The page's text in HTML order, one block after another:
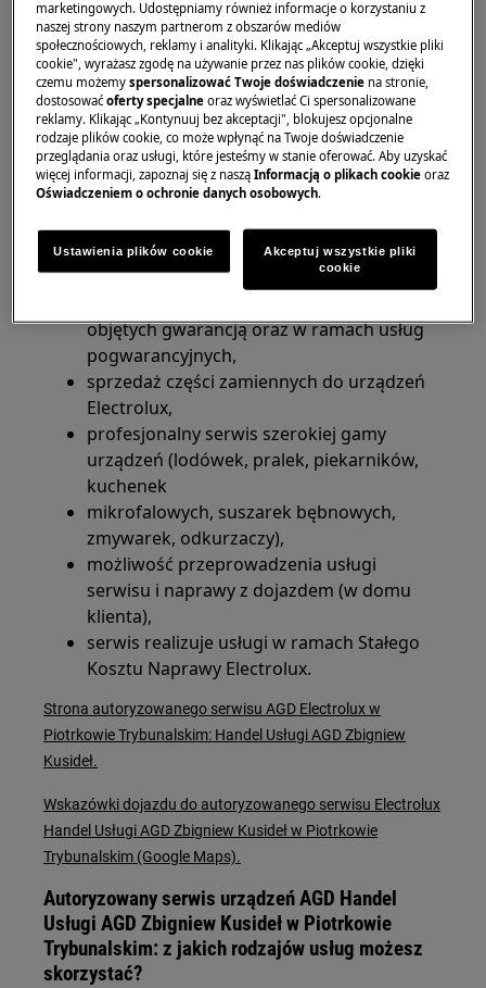
Kontakt do autoryzowanego serwisu Electrolux
w Piotrkowie Trybunalskim
Telefon: 44 647 11 27
E-mail:piotrkowtryb@electroserwis.pl
Godziny pracy: poniedziałek-piątek 9-17.
AGD Zbigniew Kusideł oferuje szeroką gamę
usług:
objętych gwarancją oraz w ramach usług
pogwarancyjnych,
sprzedaż części zamiennych do urządzeń
Electrolux,
profesjonalny serwis szerokiej gamy
urządzeń (lodówek, pralek, piekarników,
kuchenek
mikrofalowych, suszarek bębnowych,
zmywarek, odkurzaczy),
możliwość przeprowadzenia usługi
serwisu i naprawy z dojazdem (w domu
klienta),
serwis realizuje usługi w ramach Stałego
Kosztu Naprawy Electrolux.
Strona autoryzowanego serwisu AGD Electrolux w
Piotrkowie Trybunalskim: Handel Usługi AGD Zbigniew
Kusideł.
Wskazówki dojazdu do autoryzowanego serwisu Electrolux
Handel Usługi AGD Zbigniew Kusideł w Piotrkowie
Trybunalskim (Google Maps).
Autoryzowany serwis urządzeń AGD Handel
Usługi AGD Zbigniew Kusideł w Piotrkowie
Trybunalskim: z jakich rodzajów usług możesz
skorzystać?
marketingowych. Udostępniamy również informacje o korzystaniu z
naszej strony naszym partnerom z obszarów mediów
społecznościowych, reklamy i analityki. Klikając „Akceptuj wszystkie pliki
cookie", wyrażasz zgodę na używanie przez nas plików cookie, dzięki
czemu możemyspersonalizować Twoje doświadczenie na stronie,
dostosowaćoferty specjalne oraz wyświetlać Ci spersonalizowane
reklamy. Klikając „Kontynuuj bez akceptacji", blokujesz opcjonalne
rodzaje plików cookie, co może wpłynąć na Twoje doświadczenie
przeglądania oraz usługi, które jesteśmy w stanie oferować. Aby uzyskać
więcej informacji, zapoznaj się z nasząInformacją o plikach cookie oraz
Oświadczeniem o ochronie danych osobowych.
Ustawienia plików cookie
Akceptuj wszystkie pliki
cookie